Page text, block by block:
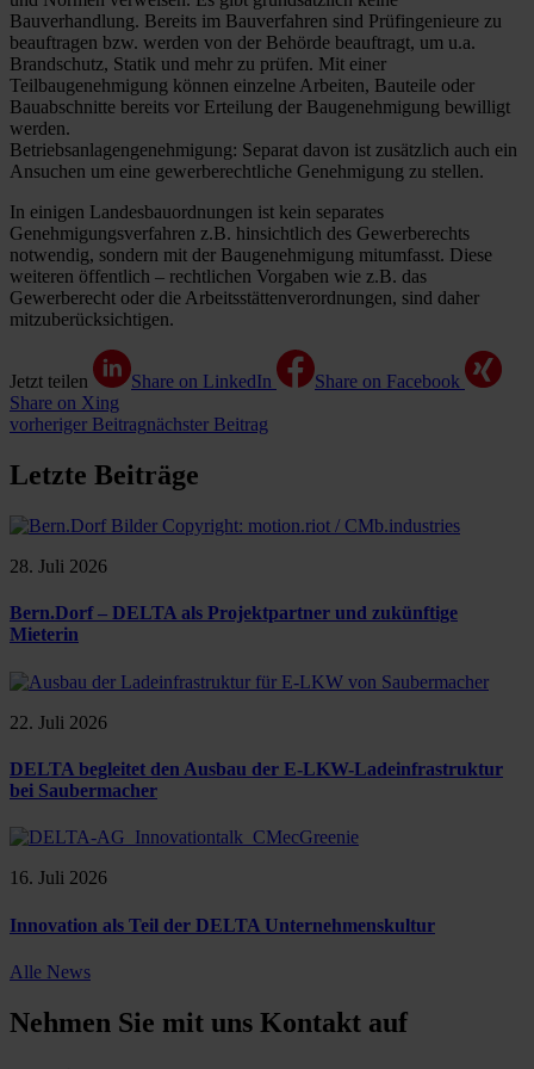
Bauverhandlung. Bereits im Bauverfahren sind Prüfingenieure zu
beauftragen bzw. werden von der Behörde beauftragt, um u.a.
Brandschutz, Statik und mehr zu prüfen. Mit einer
Teilbaugenehmigung können einzelne Arbeiten, Bauteile oder
Bauabschnitte bereits vor Erteilung der Baugenehmigung bewilligt
werden.
Betriebsanlagengenehmigung: Separat davon ist zusätzlich auch ein
Ansuchen um eine gewerberechtliche Genehmigung zu stellen.
In einigen Landesbauordnungen ist kein separates
Genehmigungsverfahren z.B. hinsichtlich des Gewerberechts
notwendig, sondern mit der Baugenehmigung mitumfasst. Diese
weiteren öffentlich – rechtlichen Vorgaben wie z.B. das
Gewerberecht oder die Arbeitsstättenverordnungen, sind daher
mitzuberücksichtigen.
Jetzt teilen Share on LinkedIn
Share on Facebook
Share on Xing
vorheriger Beitragnächster Beitrag
Letzte Beiträge
28. Juli 2026
Bern.Dorf – DELTA als Projektpartner und zukünftige
Mieterin
22. Juli 2026
DELTA begleitet den Ausbau der E-LKW-Ladeinfrastruktur
bei Saubermacher
16. Juli 2026
Innovation als Teil der DELTA Unternehmenskultur
Alle News
Nehmen Sie mit uns Kontakt auf